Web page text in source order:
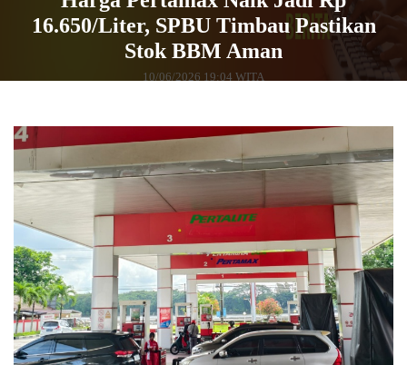
16.650/Liter, SPBU Timbau Pastikan
Stok BBM Aman
10/06/2026 19:04 WITA